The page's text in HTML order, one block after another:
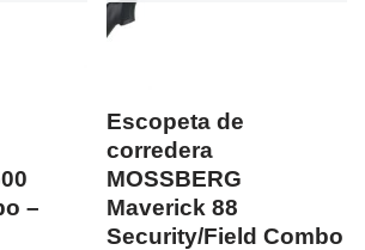
–
Escopeta de
corredera
MOSSBERG
Maverick 88
Security/Field Combo